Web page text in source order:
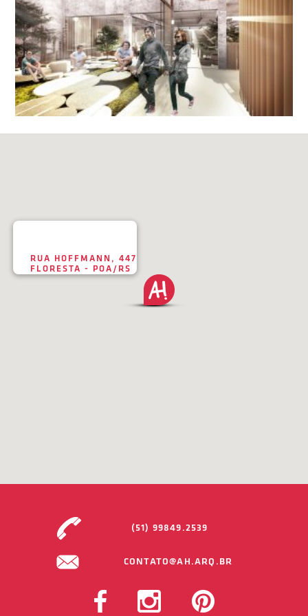
RUA HOFFMANN, 447
FLORESTA - POA/RS
(51) 99849.2539
CONTATO@AH.ARQ.BR
FACEBOOK INSTAGRAM